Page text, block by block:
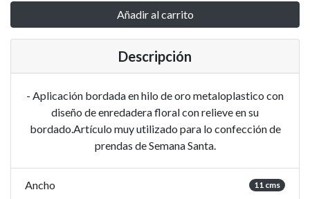
Añadir al carrito
Descripción
- Aplicación bordada en hilo de oro metaloplastico con
diseño de enredadera floral con relieve en su
bordado.Artículo muy utilizado para lo confección de
prendas de Semana Santa.
Ancho 11 cms